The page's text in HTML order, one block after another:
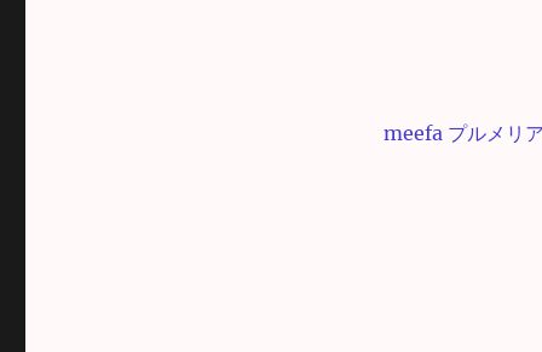
meefa プルメリ